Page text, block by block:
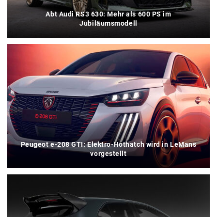
Abt Audi RS3 630: Mehr als 600 PS im
Jubiläumsmodell
Peugeot e-208 GTI: Elektro-Hothatch wird in LeMans
vorgestellt